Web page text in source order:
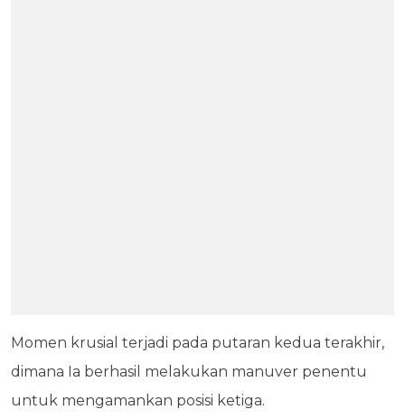
Momen krusial terjadi pada putaran kedua terakhir,
dimana Ia berhasil melakukan manuver penentu
untuk mengamankan posisi ketiga.